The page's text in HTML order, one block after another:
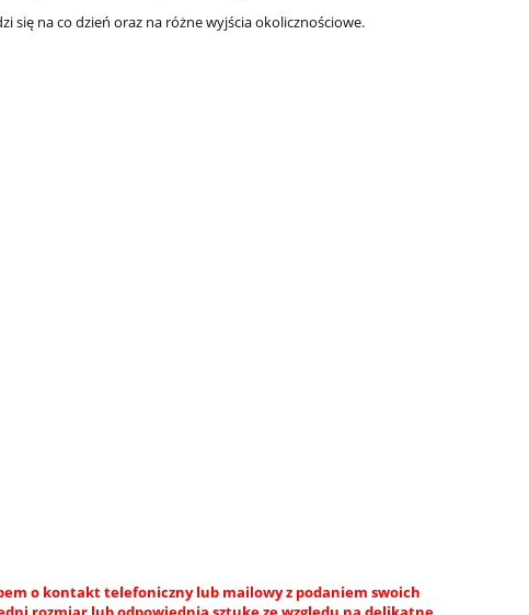
się na co dzień oraz na różne wyjścia okolicznościowe.
o kontakt telefoniczny lub mailowy z podaniem swoich